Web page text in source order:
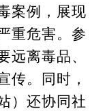
案例，展现
重危害。参
远离毒品、
传。同时，
）还协同社